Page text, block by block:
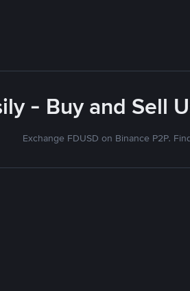
- Buy and Sell
Exchange FDUSD on Binance P2P.